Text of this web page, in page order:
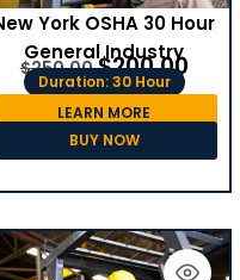
York OSHA 30 Hour
General Industry
$250.00 $200.00
Duration: 30 Hour
LEARN MORE
BUY NOW